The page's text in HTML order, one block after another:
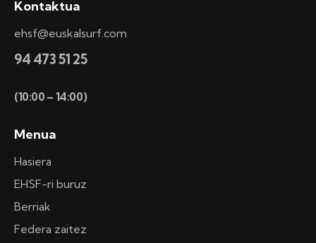
Kontaktua
ehsf@euskalsurf.com
94 473 51 25
(10:00 – 14:00)
Menua
Hasiera
EHSF-ri buruz
Berriak
Federa zaitez